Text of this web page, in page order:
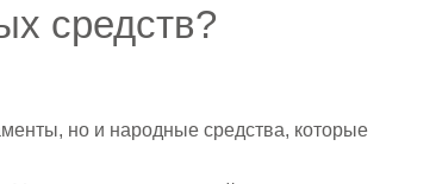
средств?
но и народные средства, которые